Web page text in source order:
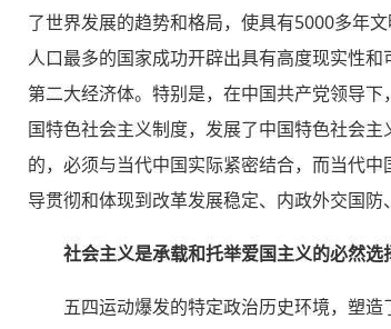
了世界发展的趋势和格局，使具有5000多年
人口最多的国家成功开辟出具有高度现实性
第二大经济体。特别是，在中国共产党领导
国特色社会主义制度，发展了中国特色社会
的，必须与当代中国实际紧密结合，而当代
导贯彻和体现到改革发展稳定、内政外交国防
社会主义是承载和托举爱国主义的必然选
五四运动爆发的特定政治历史环境，塑